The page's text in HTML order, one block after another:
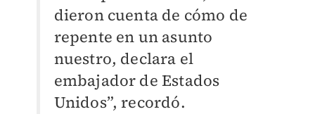
dieron cuenta de cómo de
repente en un asunto
nuestro, declara el
embajador de Estados
Unidos”, recordó.